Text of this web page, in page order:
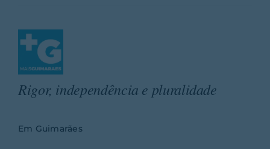
Rigor, independência e pluralidade
Em Guimarães